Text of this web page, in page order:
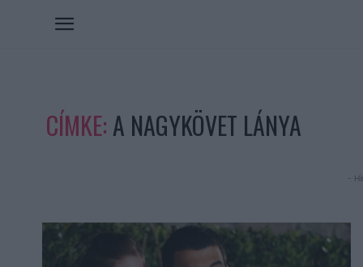
CÍMKE: A NAGYKÖVET LÁNYA
-